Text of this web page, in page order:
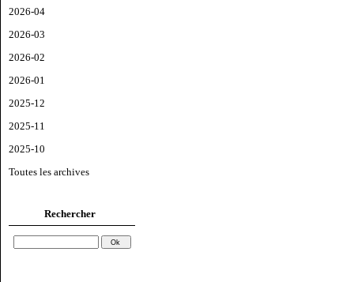
2026-04
2026-03
2026-02
2026-01
2025-12
2025-11
2025-10
Toutes les archives
Rechercher